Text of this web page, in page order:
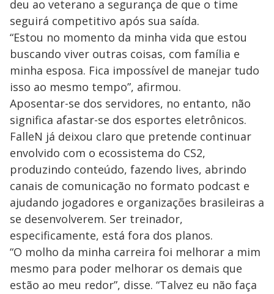
deu ao veterano a segurança de que o time
seguirá competitivo após sua saída.
“Estou no momento da minha vida que estou
buscando viver outras coisas, com família e
minha esposa. Fica impossível de manejar tudo
isso ao mesmo tempo”, afirmou.
Aposentar-se dos servidores, no entanto, não
significa afastar-se dos esportes eletrônicos.
FalleN já deixou claro que pretende continuar
envolvido com o ecossistema do CS2,
produzindo conteúdo, fazendo lives, abrindo
canais de comunicação no formato podcast e
ajudando jogadores e organizações brasileiras a
se desenvolverem. Ser treinador,
especificamente, está fora dos planos.
“O molho da minha carreira foi melhorar a mim
mesmo para poder melhorar os demais que
estão ao meu redor”, disse. “Talvez eu não faça